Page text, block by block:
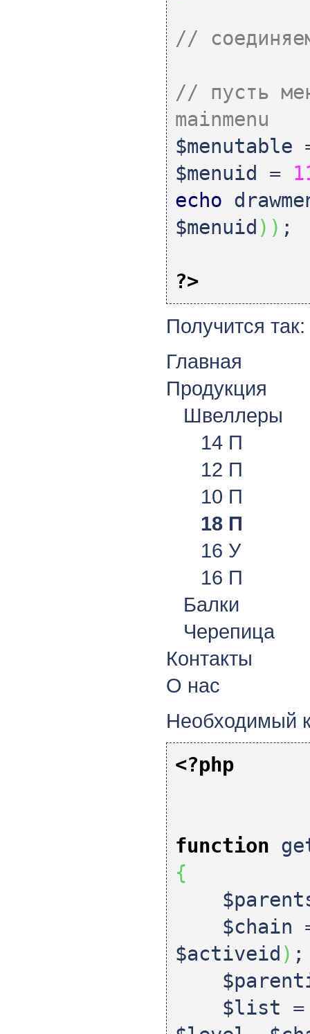
//
// пусть
mainmenu
$menutable
$menuid =
echo
$menuid ) ) ;
?>
Получится так:
Главная
Продукция
Швеллеры
14 П
12 П
10 П
18 П
16 У
16 П
Балки
Черепица
Контакты
О нас
Необходимый
<?php
function
{
$chain
$activeid ) ;
$list